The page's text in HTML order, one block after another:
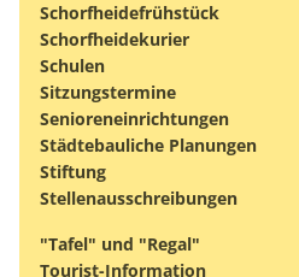
Schorfheidefrühstück
Schorfheidekurier
Schulen
Sitzungstermine
Senioreneinrichtungen
Städtebauliche Planungen
Stiftung
Stellenausschreibungen
"Tafel" und "Regal"
Tourist-Information